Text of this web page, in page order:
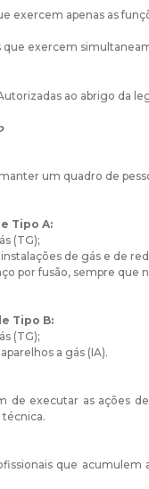
exercem apenas as
que exercem
ao abrigo da
um quadro de
Tipo A:
(TG);
de gás e de
por fusão, sempre que
Tipo B:
(TG);
a gás (IA).
de executar as ações
técnica.
que acumulem